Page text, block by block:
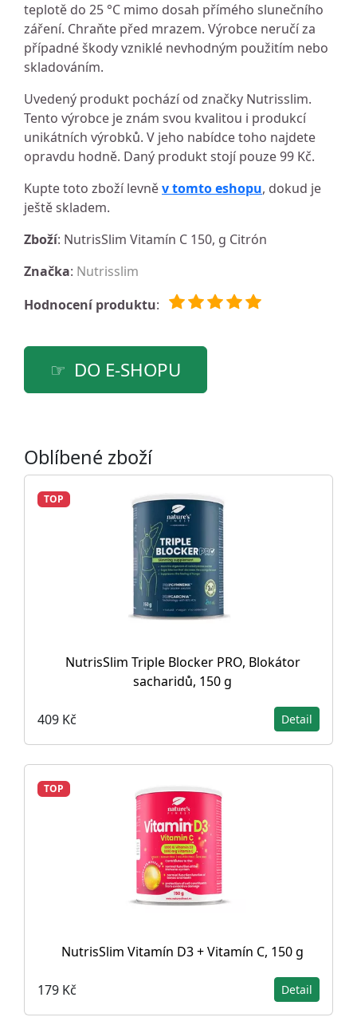
teplotě do 25 °C mimo dosah přímého slunečního
záření. Chraňte před mrazem. Výrobce neručí za
případné škody vzniklé nevhodným použitím nebo
skladováním.
Uvedený produkt pochází od značky Nutrisslim.
Tento výrobce je znám svou kvalitou i produkcí
unikátních výrobků. V jeho nabídce toho najdete
opravdu hodně. Daný produkt stojí pouze 99 Kč.
Kupte toto zboží levněv tomto eshopu, dokud je
ještě skladem.
Zboží: NutrisSlim Vitamín C 150, g Citrón
Značka: Nutrisslim
Hodnocení produktu:
DO E-SHOPU
Oblíbené zboží
TOP
NutrisSlim Triple Blocker PRO, Blokátor
sacharidů, 150 g
409 Kč Detail
TOP
NutrisSlim Vitamín D3 + Vitamín C, 150 g
179 Kč Detail